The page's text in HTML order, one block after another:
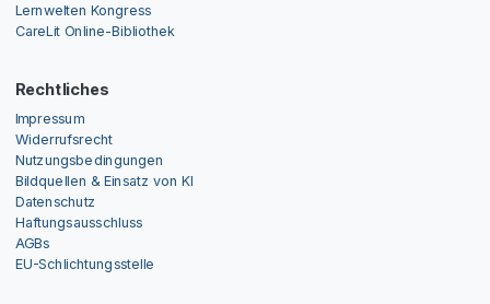
Lernwelten Kongress
CareLit Online-Bibliothek
Rechtliches
Impressum
Widerrufsrecht
Nutzungsbedingungen
Bildquellen & Einsatz von KI
Datenschutz
Haftungsausschluss
AGBs
EU-Schlichtungsstelle